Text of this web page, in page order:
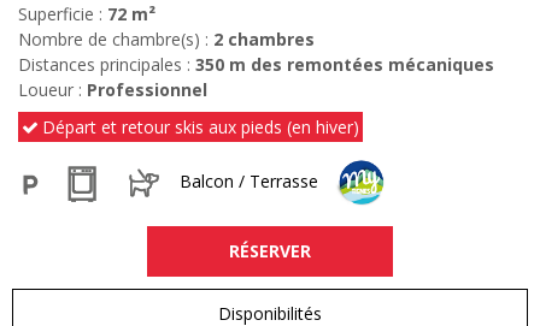
Superficie : 72 m²
Nombre de chambre(s) : 2 chambres
Distances principales : 350 m des remontées mécaniques
Loueur : Professionnel
Départ et retour skis aux pieds (en hiver)
Balcon / Terrasse
RÉSERVER
Disponibilités